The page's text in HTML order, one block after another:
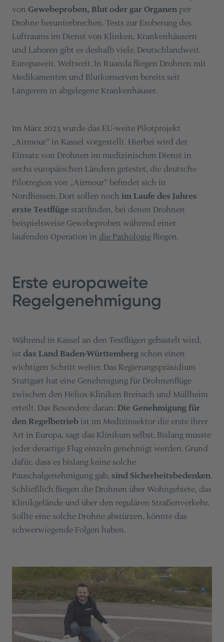
von Gewebeproben, Blut oder gar Organenper
Drohne herunterbrechen. Tests zur Eroberung des
Luftraums im Dienst von Klinken, Krankenhäusern
und Laboren gibt es deshalb viele. Deutschlandweit.
Europaweit. Weltweit. In Ruanda fliegen Drohnen mit
Medikamenten und Blutkonserven bereits seit
Längerem in abgelegene Krankenhäuser.
Im März 2023 wurde das EU-weite Pilotprojekt
„Airmour“ in Kassel vorgestellt. Hierbei wird der
Einsatz von Drohnen im medizinischen Dienst in
sechs europäischen Ländern getestet, die deutsche
Pilotregion von „Airmour“ befindet sich in
Nordhessen. Dort sollen noch im Laufe des Jahres
erste Testflügestattfinden, bei denen Drohnen
beispielsweise Gewebeproben während einer
laufenden Operation in die Pathologiefliegen.
Erste europaweite
Regelgenehmigung
Während in Kassel an den Testflügen gebastelt wird,
ist das Land Baden-Württemberg schon einen
wichtigen Schritt weiter. Das Regierungspräsidium
Stuttgart hat eine Genehmigung für Drohnenflüge
zwischen den Helios-Kliniken Breisach und Müllheim
erteilt. Das Besondere daran: Die Genehmigung für
den Regelbetriebist im Medizinsektor die erste ihrer
Art in Europa, sagt das Klinikum selbst. Bislang musste
jeder derartige Flug einzeln genehmigt werden. Grund
dafür, dass es bislang keine solche
Pauschalgenehmigung gab, sind Sicherheitsbedenken.
Schließlich fliegen die Drohnen über Wohngebiete, das
Klinikgelände und über den regulären Straßenverkehr.
Sollte eine solche Drohne abstürzen, könnte das
schwerwiegende Folgen haben.